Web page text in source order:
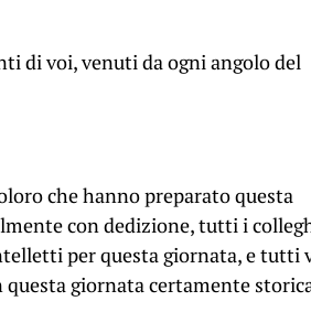
di voi, venuti da ogni angolo del
che hanno preparato questa
con dedizione, tutti i
per questa giornata, e tutti
giornata certamente